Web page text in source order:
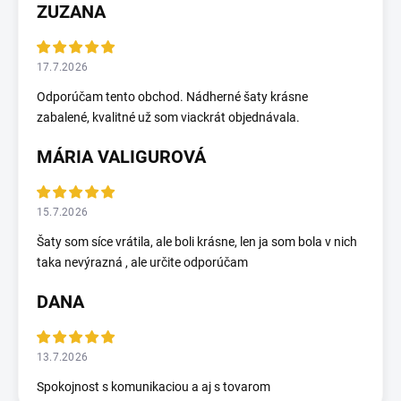
ZUZANA
17.7.2026
Odporúčam tento obchod. Nádherné šaty krásne
zabalené, kvalitné už som viackrát objednávala.
MÁRIA VALIGUROVÁ
15.7.2026
Šaty som síce vrátila, ale boli krásne, len ja som bola v nich
taka nevýrazná , ale určite odporúčam
DANA
13.7.2026
Spokojnost s komunikaciou a aj s tovarom